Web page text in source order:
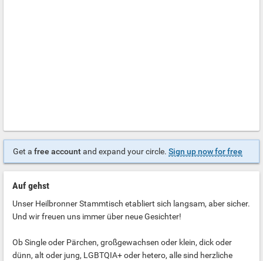
Get a free accountand expand your circle. Sign up now for free
Auf gehst
Unser Heilbronner Stammtisch etabliert sich langsam, aber sicher.
Und wir freuen uns immer über neue Gesichter!
Ob Single oder Pärchen, großgewachsen oder klein, dick oder
dünn, alt oder jung, LGBTQIA+ oder hetero, alle sind herzliche